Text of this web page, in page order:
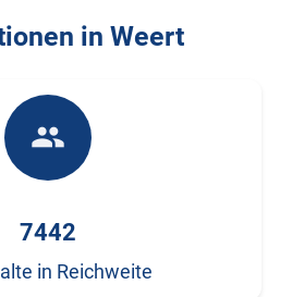
in Weert
people
7442
in Reichweite